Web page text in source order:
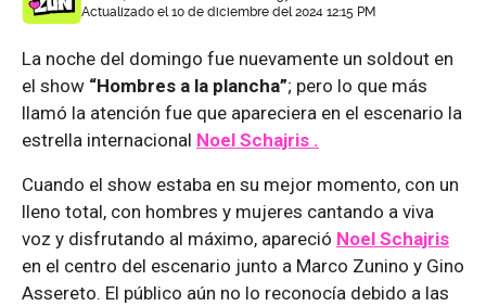
Actualizado el 10 de diciembre del 2024 12:15 PM
La noche del domingo fue nuevamente un soldout en
el show “Hombres a la plancha”; pero lo que más
llamó la atención fue que apareciera en el escenario la
estrella internacional Noel Schajris .
Cuando el show estaba en su mejor momento, con un
lleno total, con hombres y mujeres cantando a viva
voz y disfrutando al máximo, apareció Noel Schajris
en el centro del escenario junto a Marco Zunino y Gino
Assereto. El público aún no lo reconocía debido a las